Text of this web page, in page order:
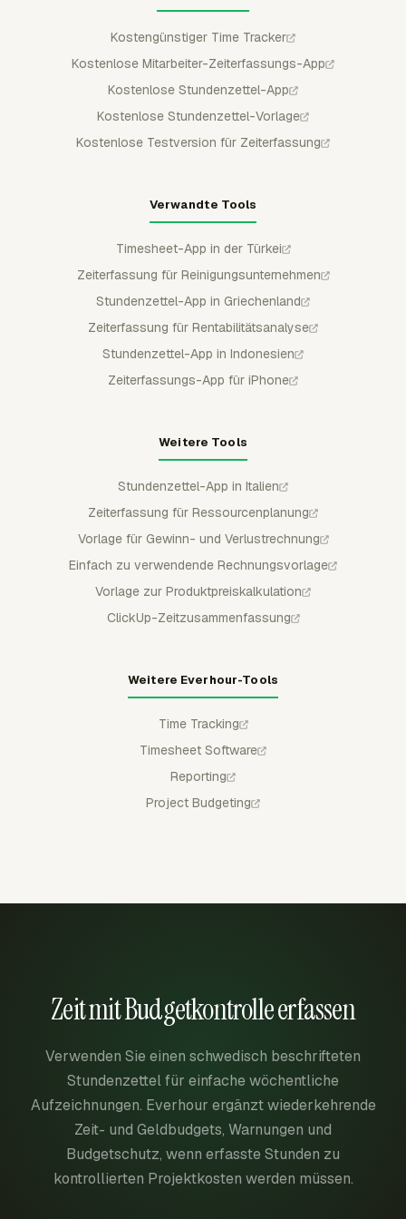
Kostengünstiger Time Tracker
Kostenlose Mitarbeiter-Zeiterfassungs-App
Kostenlose Stundenzettel-App
Kostenlose Stundenzettel-Vorlage
Kostenlose Testversion für Zeiterfassung
Verwandte Tools
Timesheet-App in der Türkei
Zeiterfassung für Reinigungsunternehmen
Stundenzettel-App in Griechenland
Zeiterfassung für Rentabilitätsanalyse
Stundenzettel-App in Indonesien
Zeiterfassungs-App für iPhone
Weitere Tools
Stundenzettel-App in Italien
Zeiterfassung für Ressourcenplanung
Vorlage für Gewinn- und Verlustrechnung
Einfach zu verwendende Rechnungsvorlage
Vorlage zur Produktpreiskalkulation
ClickUp-Zeitzusammenfassung
Weitere Everhour-Tools
Time Tracking
Timesheet Software
Reporting
Project Budgeting
Zeit mit Budgetkontrolle erfassen
Verwenden Sie einen schwedisch beschrifteten
Stundenzettel für einfache wöchentliche
Aufzeichnungen. Everhour ergänzt wiederkehrende
Zeit- und Geldbudgets, Warnungen und
Budgetschutz, wenn erfasste Stunden zu
kontrollierten Projektkosten werden müssen.